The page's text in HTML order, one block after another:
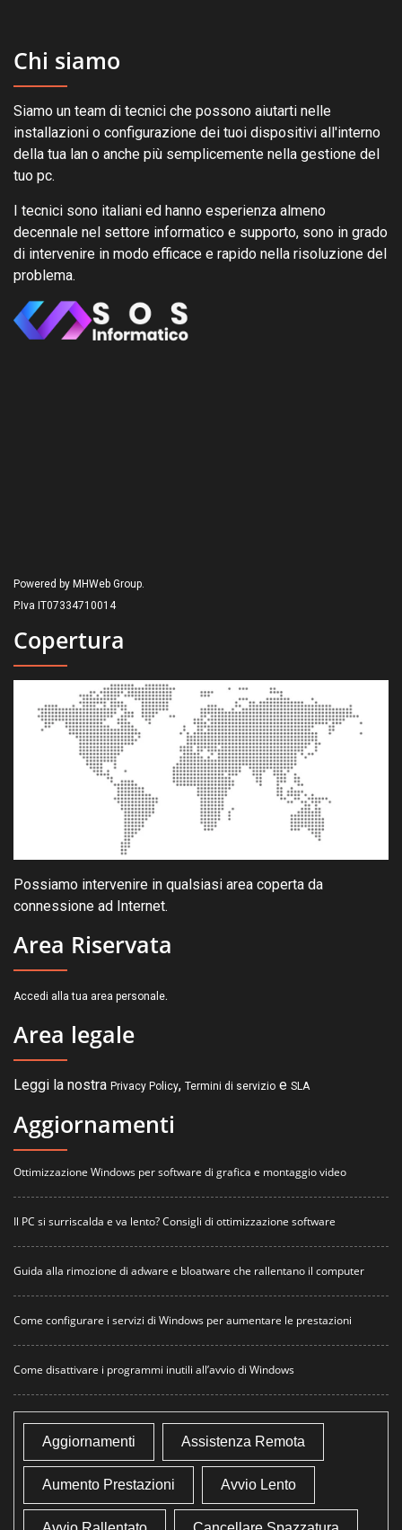
Chi siamo
Siamo un team di tecnici che possono aiutarti nelle
installazioni o configurazione dei tuoi dispositivi all'interno
della tua lan o anche più semplicemente nella gestione del
tuo pc.
I tecnici sono italiani ed hanno esperienza almeno
decennale nel settore informatico e supporto, sono in grado
di intervenire in modo efficace e rapido nella risoluzione del
problema.
Powered by MHWeb Group.
P.Iva IT07334710014
Copertura
Possiamo intervenire in qualsiasi area coperta da
connessione ad Internet.
Area Riservata
Accedi alla tua area personale.
Area legale
Leggi la nostra Privacy Policy, Termini di servizio e SLA
Aggiornamenti
Ottimizzazione Windows per software di grafica e montaggio video
Il PC si surriscalda e va lento? Consigli di ottimizzazione software
Guida alla rimozione di adware e bloatware che rallentano il computer
Come configurare i servizi di Windows per aumentare le prestazioni
Come disattivare i programmi inutili all’avvio di Windows
Aggiornamenti Assistenza Remota
Aumento Prestazioni Avvio Lento